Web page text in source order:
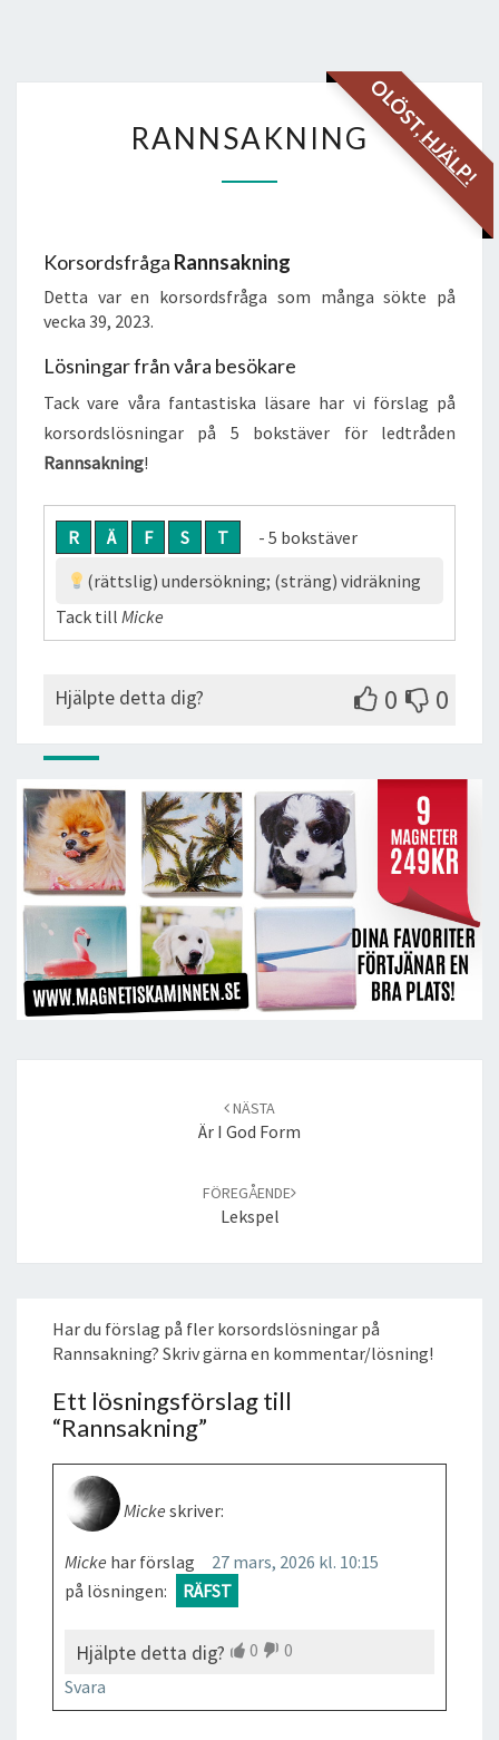
OLÖST,
HJÄLP!
RANNSAKNING
RANNSAKNING
Korsordsfråga Rannsakning
Detta var en korsordsfråga som många sökte på
vecka 39, 2023.
Lösningar från våra besökare
Tack vare våra fantastiska läsare har vi förslag på
korsordslösningar på 5 bokstäver för ledtråden
Rannsakning!
R Ä F S T
- 5 bokstäver
(rättslig) undersökning; (sträng) vidräkning
Tack till Micke
Hjälpte detta dig? 0 0
NÄSTA
Är I God Form
FÖREGÅENDE
Lekspel
Har du förslag på fler korsordslösningar på
Rannsakning? Skriv gärna en kommentar/lösning!
Ett lösningsförslag till
“Rannsakning”
Micke skriver:
27 mars, 2026 kl. 10:15
Micke har förslag
på lösningen:
RÄFST
Hjälpte detta dig? 0
0
Svara